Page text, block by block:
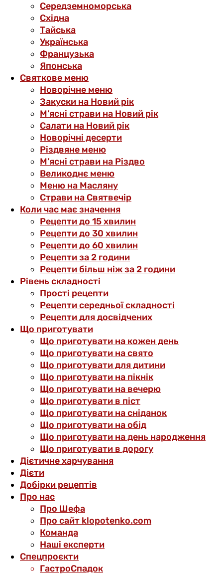
Середземноморська
Східна
Тайська
Українська
Французька
Японська
Святкове меню
Новорічне меню
Закуски на Новий рік
М’ясні страви на Новий рік
Салати на Новий рік
Новорічні десерти
Різдвяне меню
М’ясні страви на Різдво
Великоднє меню
Меню на Масляну
Страви на Святвечір
Коли час має значення
Рецепти до 15 хвилин
Рецепти до 30 хвилин
Рецепти до 60 хвилин
Рецепти за 2 години
Рецепти більш ніж за 2 години
Рівень складності
Прості рецепти
Рецепти середньої складності
Рецепти для досвідчених
Що приготувати
Що приготувати на кожен день
Що приготувати на свято
Що приготувати для дитини
Що приготувати на пікнік
Що приготувати на вечерю
Що приготувати в піст
Що приготувати на сніданок
Що приготувати на обід
Що приготувати на день народження
Що приготувати в дорогу
Дієтичне харчування
Дієти
Добірки рецептів
Про нас
Про Шефа
Про сайт klopotenko.com
Команда
Наші експерти
Спецпроєкти
ГастроСпадок